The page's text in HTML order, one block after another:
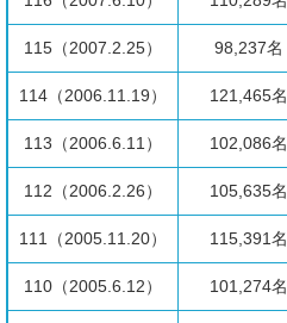
115（2007.2.25） 98,237名
114（2006.11.19） 121,465名
113（2006.6.11） 102,086名
112（2006.2.26） 105,635名
111（2005.11.20） 115,391名
110（2005.6.12） 101,274名